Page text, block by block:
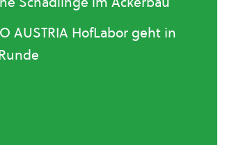
AUSTRIA HofLabor geht in